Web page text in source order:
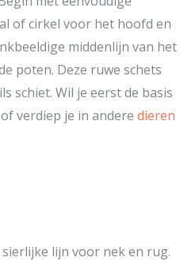
of cirkel voor het hoofd en
middenlijn van het
poten. Deze ruwe schets
schiet. Wil je eerst de basis
of verdiep je in andere dieren
lijn voor nek en rug.